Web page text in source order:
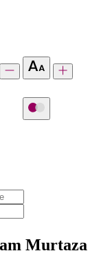
Murtaza